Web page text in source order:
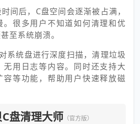
间后，C盘空间会逐渐被占满，
。很多用户不知道如何清理和优
至系统崩溃。
系统盘进行深度扫描，清理垃圾
无用日志等内容。同时还支持大
容等功能，帮助用户快速释放磁
盘清理大师 （官方版）